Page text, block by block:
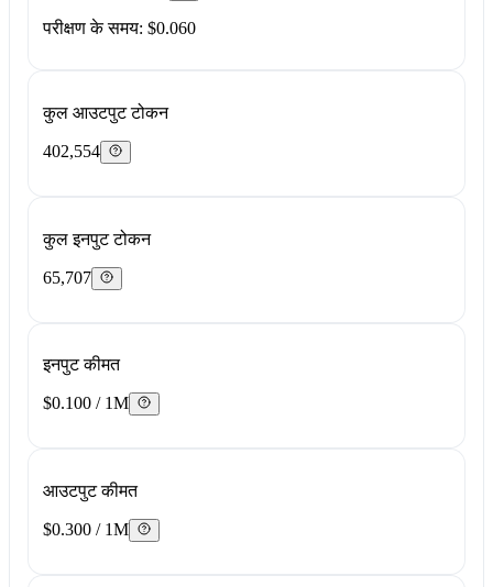
परीक्षण के समय: $0.060
कुल आउटपुट टोकन
402,554
कुल इनपुट टोकन
65,707
इनपुट कीमत
$0.100 / 1M
आउटपुट कीमत
$0.300 / 1M